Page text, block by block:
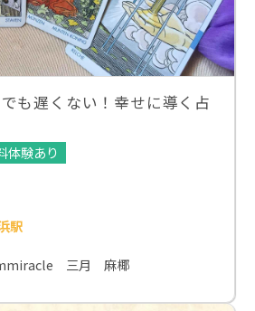
も遅くない！幸せに導く占
体験あり
駅
三月 麻椰